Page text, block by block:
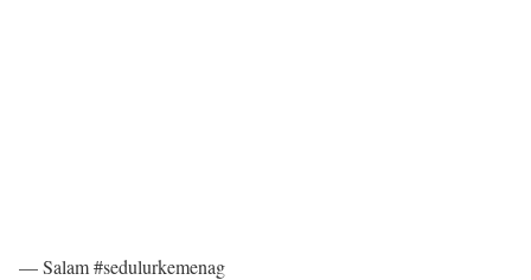
— Salam #sedulurkemenag